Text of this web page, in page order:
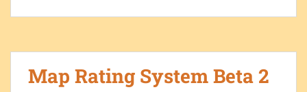
Map Rating System Beta 2